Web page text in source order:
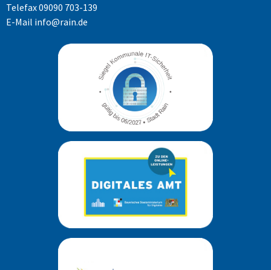
Telefax 09090 703-139
E-Mail info@rain.de